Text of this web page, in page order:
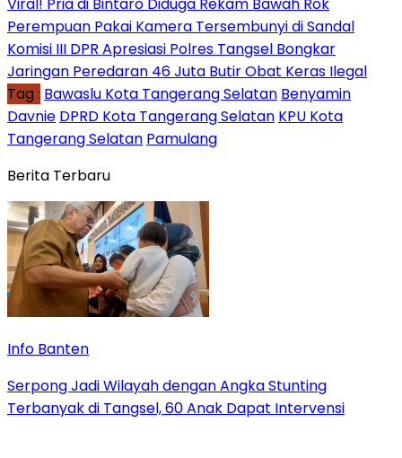
Perempuan Pakai Kamera Tersembunyi di Sandal
Komisi III DPR Apresiasi Polres Tangsel Bongkar
Jaringan Peredaran 46 Juta Butir Obat Keras Ilegal
Tag : Bawaslu Kota Tangerang Selatan Benyamin
Davnie DPRD Kota Tangerang Selatan KPU Kota
Tangerang Selatan Pamulang
Berita Terbaru
Info Banten
Serpong Jadi Wilayah dengan Angka Stunting
Terbanyak di Tangsel, 60 Anak Dapat Intervensi